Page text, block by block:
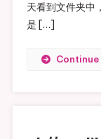
天看到文件夹中
是 […]
Continue